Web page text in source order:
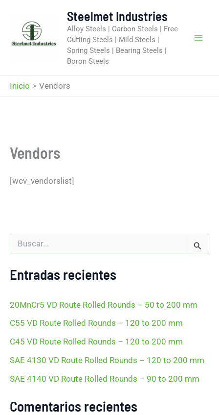
contenido
Steelmet Industries
Alloy Steels | Carbon Steels | Free
Cutting Steels | Mild Steels |
Spring Steels | Bearing Steels |
Boron Steels
Inicio Vendors
Vendors
[wcv_vendorslist]
a
o
:
Entradas recientes
20MnCr5 VD Route Rolled Rounds – 50 to 200 mm
C55 VD Route Rolled Rounds – 120 to 200 mm
C45 VD Route Rolled Rounds – 120 to 200 mm
SAE 4130 VD Route Rolled Rounds – 120 to 200 mm
SAE 4140 VD Route Rolled Rounds – 90 to 200 mm
Comentarios recientes